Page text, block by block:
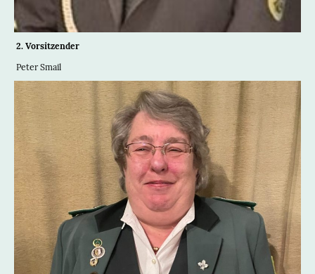
2. Vorsitzender
Peter Smail